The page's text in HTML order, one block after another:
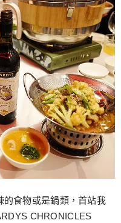
的食物或是鍋類，首站我
CHRONICLES